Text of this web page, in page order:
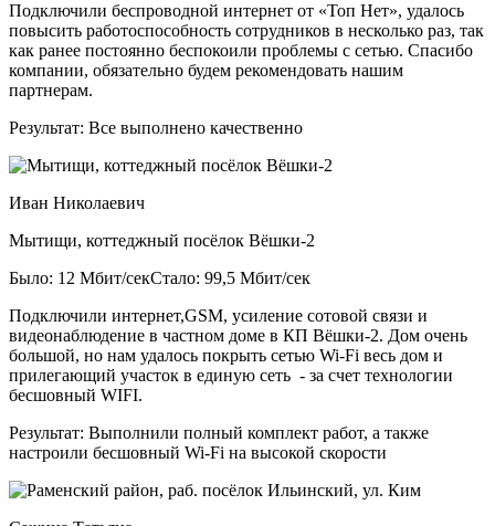
Подключили беспроводной интернет от «Топ Нет», удалось
повысить работоспособность сотрудников в несколько раз, так
как ранее постоянно беспокоили проблемы с сетью. Спасибо
компании, обязательно будем рекомендовать нашим
партнерам.
Результат: Все выполнено качественно
Иван Николаевич
Мытищи, коттеджный посёлок Вёшки-2
Было: 12 Мбит/секСтало: 99,5 Мбит/сек
Подключили интернет,GSM, усиление сотовой связи и
видеонаблюдение в частном доме в КП Вёшки-2. Дом очень
большой, но нам удалось покрыть сетью Wi-Fi весь дом и
прилегающий участок в единую сеть - за счет технологии
бесшовный WIFI.
Результат: Выполнили полный комплект работ, а также
настроили бесшовный Wi-Fi на высокой скорости